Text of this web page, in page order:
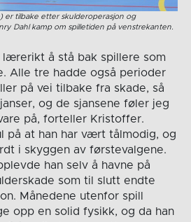
er tilbake etter skulderoperasjon og
Dahl kamp om spilletiden på venstrekanten.
å stå bak spillere som
Alle tre hadde også perioder
på vei tilbake fra skade, så
og de sjansene føler jeg
på, forteller Kristoffer.
på at han har vært tålmodig, og
i skyggen av førstevalgene.
han selv å havne på
som til slutt endte
Månedene utenfor spill
opp en solid fysikk, og da han